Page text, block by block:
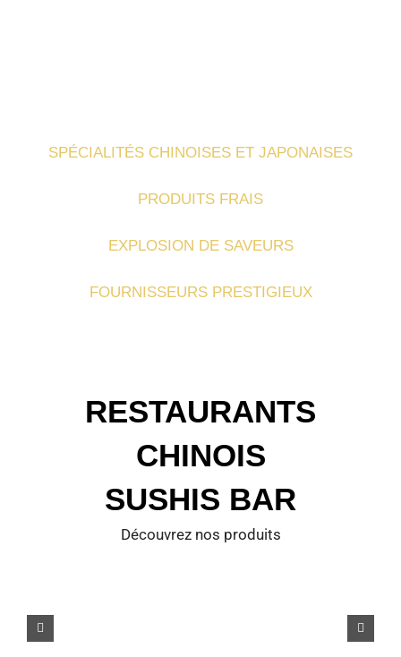
SPÉCIALITÉS CHINOISES ET JAPONAISES
PRODUITS FRAIS
EXPLOSION DE SAVEURS
FOURNISSEURS PRESTIGIEUX
RESTAURANTS
CHINOIS
SUSHIS BAR
Découvrez nos produits